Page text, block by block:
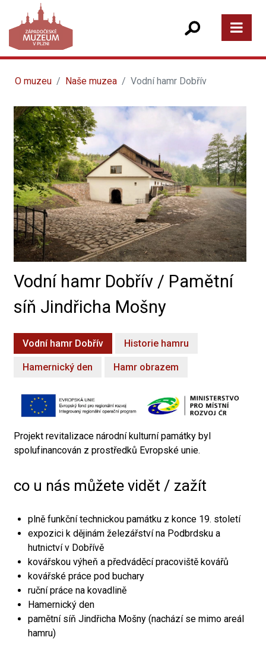
O muzeu Naše muzea Vodní hamr Dobřív
Vodní hamr Dobřív / Pamětní
síň Jindřicha Mošny
Vodní hamr Dobřív Historie hamru
Hamernický den Hamr obrazem
Projekt revitalizace národní kulturní památky byl
spolufinancován z prostředků Evropské unie.
co u nás můžete vidět / zažít
plně funkční technickou památku z konce 19. století
expozici k dějinám železářství na Podbrdsku a
hutnictví v Dobřívě
kovářskou výheň a předváděcí pracoviště kovářů
kovářské práce pod buchary
ruční práce na kovadlině
Hamernický den
pamětní síň Jindřicha Mošny (nachází se mimo areál
hamru)